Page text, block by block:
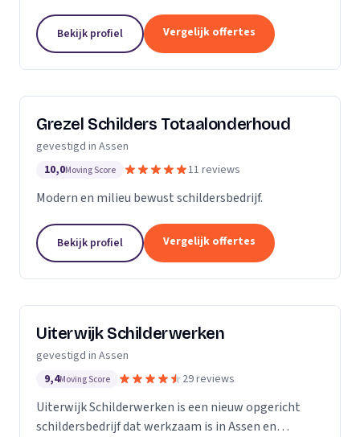
de particuliere als de zakelijke markt....
Bekijk profiel Vergelijk offertes
Grezel Schilders Totaalonderhoud
gevestigd in Assen
10,0Moving Score 11 reviews
Modern en milieu bewust schildersbedrijf.
Bekijk profiel Vergelijk offertes
Uiterwijk Schilderwerken
gevestigd in Assen
9,4Moving Score 29 reviews
Uiterwijk Schilderwerken is een nieuw opgericht
schildersbedrijf dat werkzaam is in Assen en